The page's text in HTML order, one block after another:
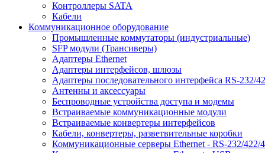
Контроллеры SATA
Кабели
Коммуникационное оборудование
Промышленные коммутаторы (индустриальные)
SFP модули (Трансиверы)
Адаптеры Ethernet
Адаптеры интерфейсов, шлюзы
Адаптеры последовательного интерфейса RS-232/
Антенны и аксессуары
Беспроводные устройства доступа и модемы
Встраиваемые коммуникационные модули
Встраиваемые конвертеры интерфейсов
Кабели, конвертеры, разветвительные коробки
Коммуникационные серверы Ethernet - RS-232/422/